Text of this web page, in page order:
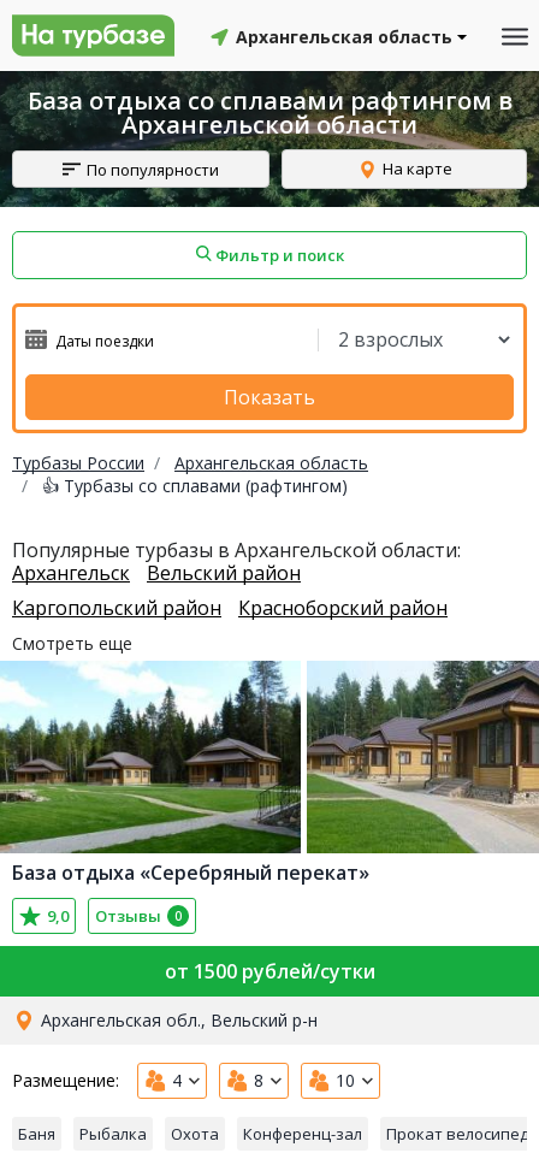
Архангельская область
База отдыха со сплавами рафтингом в
Архангельской области
По популярности На карте
Фильтр и поиск
Показать
Турбазы России
Архангельская область
👍 Турбазы со сплавами (рафтингом)
Популярные турбазы в Архангельской области:
Архангельск
Вельский район
Каргопольский район
Красноборский район
Смотреть еще
База отдыха «Серебряный перекат»
9,0 Отзывы 0
от 1500 рублей/сутки
Архангельская обл., Вельский р-н
Размещение: 4 8 10
Баня Рыбалка Охота Конференц-зал Прокат
Смоленский район Топчихинский район
Красноборский район
Онежский район